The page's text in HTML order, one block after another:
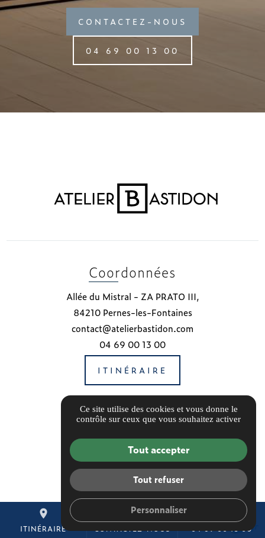
CONTACTEZ-NOUS
04 69 00 13 00
place
ITINÉRAIRE
mail
CONTACTEZ-NOUS 04 69 00 13 00
Coordonnées
Allée du Mistral - ZA PRATO III,
84210 Pernes-les-Fontaines
contact@atelierbastidon.com
04 69 00 13 00
ITINÉRAIRE
Notre Partenaire
Ce site utilise des cookies et vous donne le
contrôle sur ceux que vous souhaitez activer
Tout accepter
Tout refuser
Personnaliser